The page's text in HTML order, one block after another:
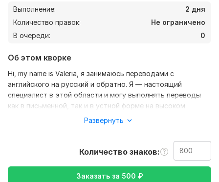
Выполнение:
2 дня
Количество правок:
Не ограничено
В очереди:
0
Об этом кворке
Hi, my name is Valeria, я занимаюсь переводами с
английского на русский и обратно. Я — настоящий
специалист в этой области и могу выполнять переводы
как в письменной, так и в устной форме на высоком
уровне. Я с радостью возьмусь за ваш заказ и выполню
его быстро и качественно. Вы можете быть уверены, что я
Very few conditions, для того чтобы выполнить ваш заказ,
мне потребуется от вас текст (желательно в формате
Развернуть
Количество знаков
Заказать за 500 ₽